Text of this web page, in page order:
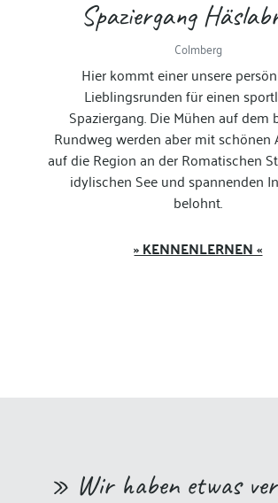
Spaziergang
Colmberg
Hier kommt einer unsere
Lieblingsrunden für einen
Spaziergang. Die Mühen auf dem
Rundweg werden aber mit schönen
auf die Region an der Romatischen
idylischen See und spannenden
belohnt.
» KENNENLERNEN «
» Wir haben etwas